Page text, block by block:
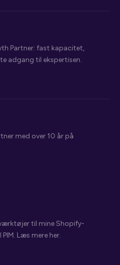
Partner: fast kapacitet,
adgang til ekspertisen.
med over 10 år på
til mine Shopify-
Læs mere her.
jeg på din webshop bagefter.